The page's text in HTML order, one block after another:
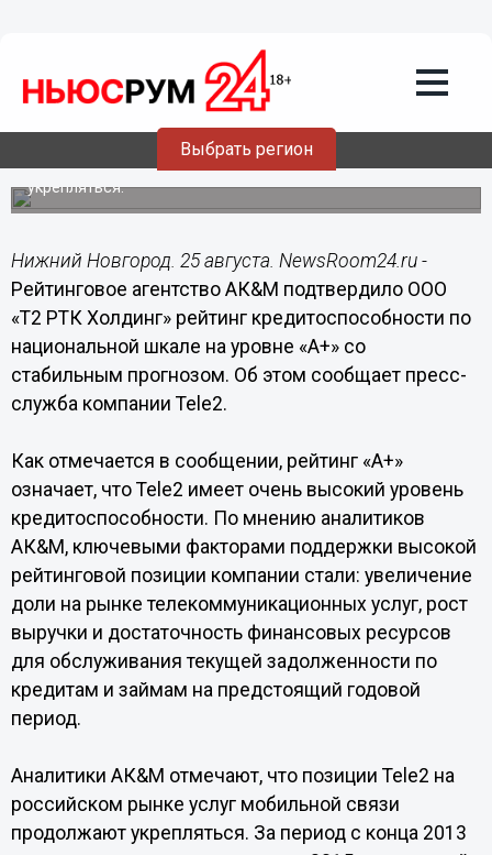
Выбрать регион
Агентство АК&M подтвердило Tele2
рейтинг кредитоспособности на
Аналитики АК&M отмечают, что позиции Tele2 на
российском рынке услуг мобильной связи продолжают
укрепляться.
Нижний Новгород. 25 августа. NewsRoom24.ru -
Рейтинговое агентство АК&M подтвердило ООО
«Т2 РТК Холдинг» рейтинг кредитоспособности по
национальной шкале на уровне «А+» со
стабильным прогнозом. Об этом сообщает пресс-
служба компании Tele2.
Как отмечается в сообщении, рейтинг «А+»
означает, что Tele2 имеет очень высокий уровень
кредитоспособности. По мнению аналитиков
АК&M, ключевыми факторами поддержки высокой
рейтинговой позиции компании стали: увеличение
доли на рынке телекоммуникационных услуг, рост
выручки и достаточность финансовых ресурсов
для обслуживания текущей задолженности по
кредитам и займам на предстоящий годовой
период.
Аналитики АК&M отмечают, что позиции Tele2 на
российском рынке услуг мобильной связи
продолжают укрепляться. За период с конца 2013